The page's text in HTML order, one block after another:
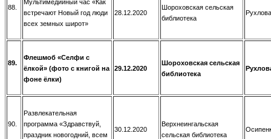
88.
Мультимедийный час «Как
встречают Новый год люди
всех земных широт»
28.12.2020
Шороховская сельская
библиотека
89.
Флешмоб «Селфи с
ёлкой» (фото с книгой на
фоне ёлки)
29.12.2020
Шороховская сельская
библиотека
90.
Развлекательная
программа «Здравствуй,
праздник новогодний, всем
30.12.2020
Верхнеингальская
сельская библиотека